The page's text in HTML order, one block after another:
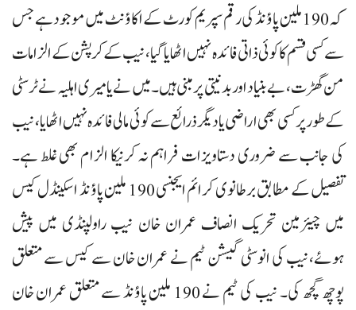
کہ 190 ملین پاؤنڈ کی رقم سپریم کورٹ کے اکاؤنٹ میں موجود ہے جس
سے کسی قسم کا کوئی ذاتی فائدہ نہیں اٹھایا گیا،نیب کے کرپشن کے الزامات
من گھڑت، بے بنیاد اور بدنیتی پر مبنی ہیں۔میں نے یا میری اہلیہ نے ٹرسٹی
کے طور پر کسی بھی اراضی یا دیگر ذرائع سے کوئی مالی فائدہ نہیں اٹھایا،نیب
کی جانب سے ضروری دستاویزات فراہم نہ کرنیکا الزام بھی غلط ہے۔
تفصیل کے مطابق برطانوی کرائم ایجنسی 190 ملین پاؤنڈ اسکینڈل کیس
میں چیئرمین تحریک انصاف عمران خان نیب راولپنڈی میں پیش
ہوئے،نیب کی انوسٹی گیشن ٹیم نے عمران خان سے کیس سے متعلق
پوچھ گچھ کی۔ نیب کی ٹیم نے 190 ملین پاؤنڈ سے متعلق عمران خان